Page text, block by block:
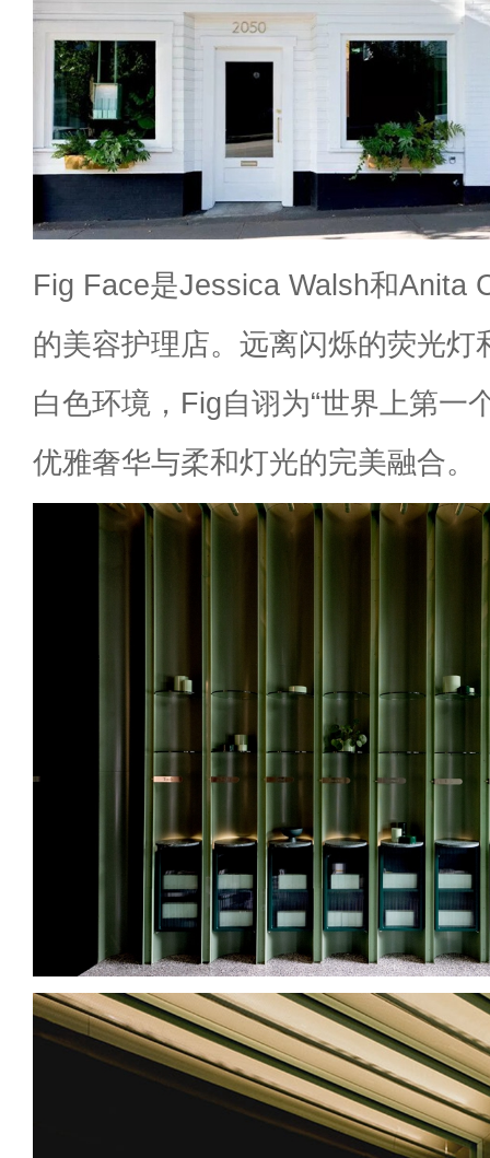
Fig Face是Jessica Walsh和Anita
的美容护理店。远离闪烁的荧光灯
白色环境，Fig自诩为“世界上第一
优雅奢华与柔和灯光的完美融合。